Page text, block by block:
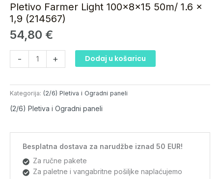
Pletivo Farmer Light 100x8x15 50m/ 1.6 x
1,9 (214567)
54,80 €
-
50m/
1.6
x
(214567)
+ Dodaj u košaricu
Kategorija: (2/6) Pletiva i Ogradni paneli
(2/6) Pletiva i Ogradni paneli
Besplatna dostava za narudžbe iznad 50 EUR!
Za ručne pakete
Za paletne i vangabritne pošiljke naplaćujemo